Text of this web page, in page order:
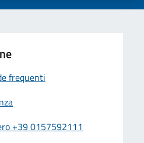
frequenti
+39 0157592111